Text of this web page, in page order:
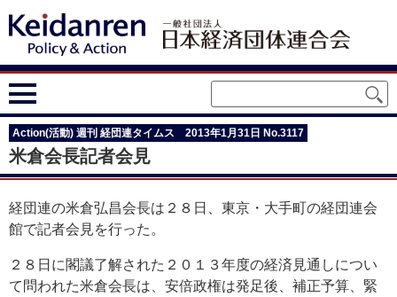
Action(活動) 週刊 経団連タイムス 2013年1月31日 No.3117
米倉会長記者会見
経団連の米倉弘昌会長は２８日、東京・大手町の経団連会
館で記者会見を行った。
２８日に閣議了解された２０１３年度の経済見通しについ
て問われた米倉会長は、安倍政権は発足後、補正予算、緊